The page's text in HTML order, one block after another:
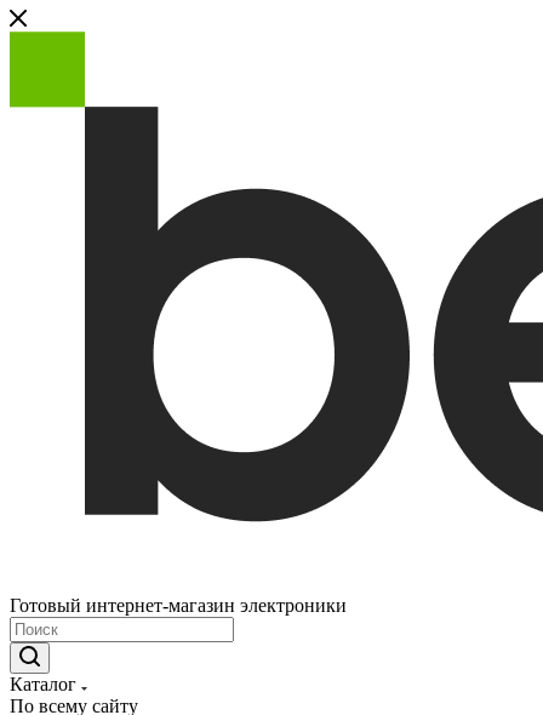
Готовый интернет-магазин электроники
Каталог
По всему сайту